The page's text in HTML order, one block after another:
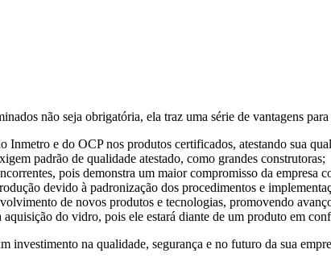
não seja obrigatória, ela traz uma série de vantagens
Inmetro e do OCP nos produtos certificados, atestando sua
padrão de qualidade atestado, como grandes construtoras;
pois demonstra um maior compromisso da empresa
devido à padronização dos procedimentos e
de novos produtos e tecnologias, promovendo
do vidro, pois ele estará diante de um produto em
investimento na qualidade, segurança e no futuro da sua